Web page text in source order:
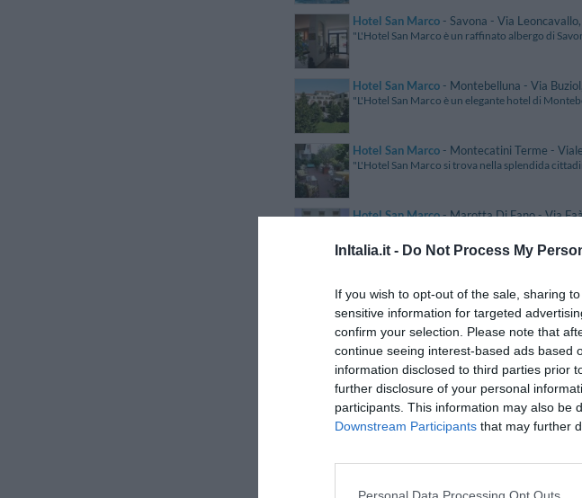
InItalia.it - Do Not Process My
If you wish to opt-out of the sale, sharing
sensitive information for targeted
confirm your selection. Please note that
continue seeing interest-based ads based
information disclosed to third parties prior
further disclosure of your personal
participants. This information may also be
Downstream Participants that may further
Hotel San Marco - Savona - Via
"L'Hotel San Marco è un raffinato albergo di
Hotel San Marco - Montebelluna - Via
"L'Hotel San Marco è un elegante hotel di
Hotel San Marco - Montecatini Terme -
"L'Hotel San Marco si trova nella splendida
Hotel San Marco- Marotta Di Fano - Via
"Il Grand Albergo San Marco sorge da una
Hotel San Marino - Laglio - Via Regina
"L'Hotel San Marino si trova nel paese di Laglio,
Hotel San Martino- Siracusa - Via
"L'Hotel San Martino, ideale per un piacevole
"L'Hotel San Mauro è situato a Casalnuovo di